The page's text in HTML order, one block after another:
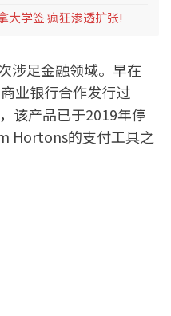
大学签 疯狂渗透扩张!
涉足金融领域。早在
业银行合作发行过
该产品已于2019年停
Hortons的支付工具之